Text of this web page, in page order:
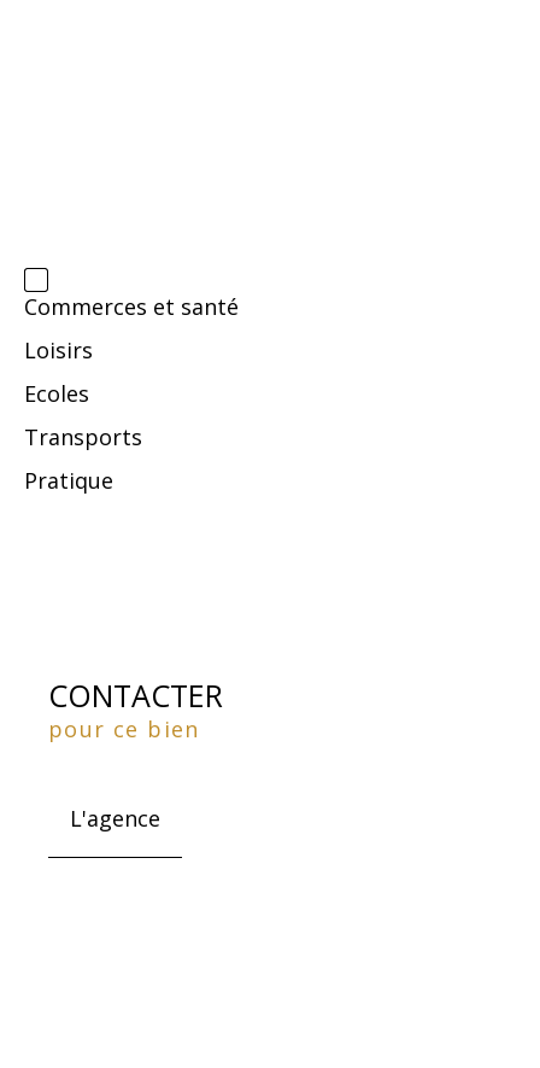
Commerces et santé
Loisirs
Ecoles
Transports
Pratique
CONTACTER
pour ce bien
L'agence